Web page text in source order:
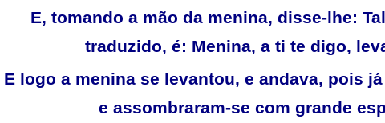
E, tomando a mão da menina, disse-lhe:
traduzido, é: Menina, a ti te digo,
E logo a menina se levantou, e andava, pois
e assombraram-se com grande